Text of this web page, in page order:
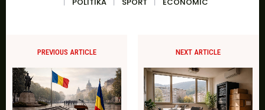
PREVIOUS ARTICLE NEXT ARTICLE